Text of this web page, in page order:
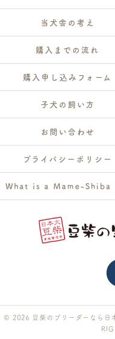
当犬舎の考え
購入までの流れ
購入申し込みフォーム
子犬の飼い方
お問い合わせ
プライバシーポリシー
What is a Mame-Shiba
© 2026 豆柴のブリーダーなら日